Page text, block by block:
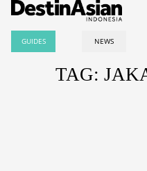
GUIDES NEWS
TAG: